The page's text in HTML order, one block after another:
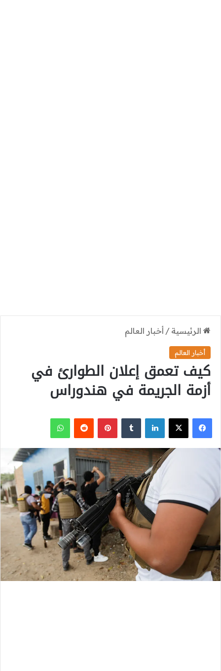
الرئيسية / أخبار العالم
أخبار العالم
كيف تعمق إعلان الطوارئ في
أزمة الجريمة في هندوراس
فيسبوك
‫X لينكدإن بينتيريست واتساب